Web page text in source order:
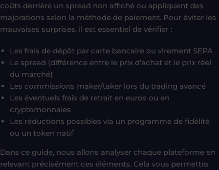
coûts derrière un spread non affiché ou appliquent des
majorations selon la méthode de paiement. Pour éviter les
mauvaises surprises, il est essentiel de vérifier :
Les frais de dépôt par carte bancaire ou virement SEPA
Le spread (différence entre le prix d’achat et le prix réel
du marché)
Les commissions maker/taker lors du trading avancé
Les éventuels frais de retrait en euros ou en
cryptomonnaies
Les réductions possibles via un programme de fidélité
ou un token natif
Dans ce guide, nous allons analyser chaque plateforme en
relevant précisément ces éléments. Cela vous permettra